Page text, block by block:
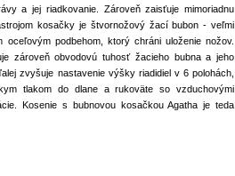
a jej riadkovanie. Zároveň zaisťuje mimoriadnu
kosačky je štvornožový žací bubon - veľmi
podbehom, ktorý chráni uloženie nožov.
zároveň obvodovú tuhosť žacieho bubna a jeho
zvyšuje nastavenie výšky riadidiel v 6 polohách,
tlakom do dlane a rukoväte so vzduchovými
Kosenie s bubnovou kosačkou Agatha je teda